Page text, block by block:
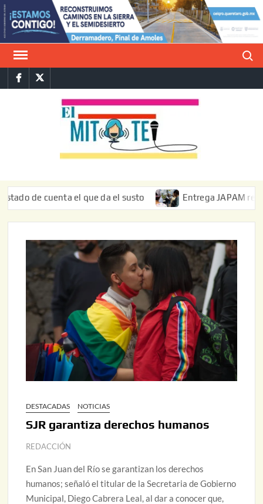
Saltar
al
contenido
FacebookTwitter
cuenta el que da el susto Entrega JAPAM
DESTACADAS NOTICIAS
SJR garantiza derechos humanos
REDACCIÓN
En San Juan del Río se garantizan los derechos
humanos; señaló el titular de la Secretaria de Gobierno
Municipal, Diego Cabrera Leal, al dar a conocer que,